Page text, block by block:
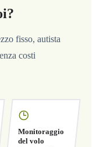
fisso, autista
costi
Monitoraggio
del volo